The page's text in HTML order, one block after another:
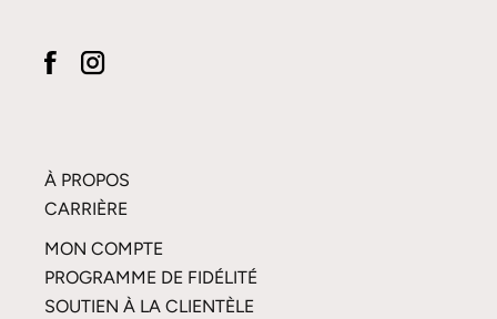
À PROPOS
CARRIÈRE
MON COMPTE
PROGRAMME DE FIDÉLITÉ
SOUTIEN À LA CLIENTÈLE